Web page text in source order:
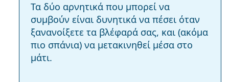
Τα δύο αρνητικά που μπορεί να
συμβούν είναι δυνητικά να πέσει όταν
ξανανοίξετε τα βλέφαρά σας, και (ακόμα
πιο σπάνια) να μετακινηθεί μέσα στο
μάτι.